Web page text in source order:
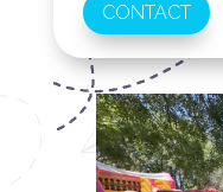
CONTACT